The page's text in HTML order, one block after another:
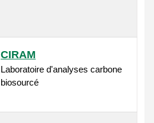
CIRAM
Laboratoire d'analyses carbone
biosourcé